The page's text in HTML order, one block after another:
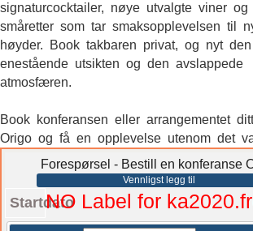
signaturcocktailer, nøye utvalgte viner og
småretter som tar smaksopplevelsen til
høyder. Book takbaren privat, og nyt den
enestående utsikten og den avslappede
atmosfæren.
Book konferansen eller arrangementet
Origo og få en opplevelse utenom det
Forespørsel - Bestill en konferanse
Vennligst legg til
StartdatoNO Label for